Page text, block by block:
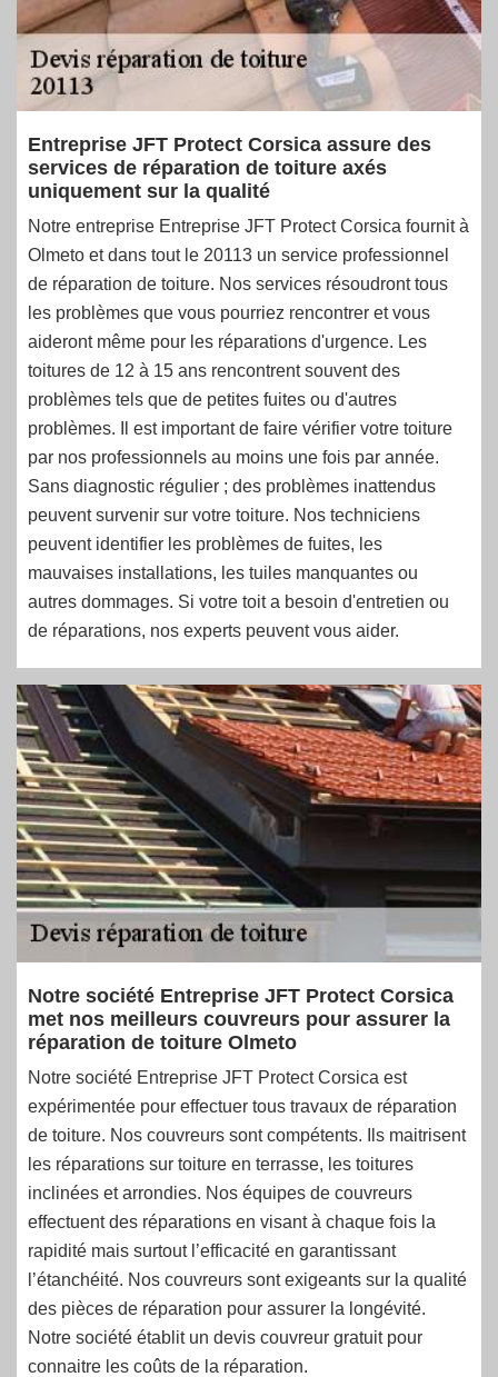
Entreprise JFT Protect Corsica assure des
services de réparation de toiture axés
uniquement sur la qualité
Notre entreprise Entreprise JFT Protect Corsica fournit à
Olmeto et dans tout le 20113 un service professionnel
de réparation de toiture. Nos services résoudront tous
les problèmes que vous pourriez rencontrer et vous
aideront même pour les réparations d'urgence. Les
toitures de 12 à 15 ans rencontrent souvent des
problèmes tels que de petites fuites ou d'autres
problèmes. Il est important de faire vérifier votre toiture
par nos professionnels au moins une fois par année.
Sans diagnostic régulier ; des problèmes inattendus
peuvent survenir sur votre toiture. Nos techniciens
peuvent identifier les problèmes de fuites, les
mauvaises installations, les tuiles manquantes ou
autres dommages. Si votre toit a besoin d'entretien ou
de réparations, nos experts peuvent vous aider.
Notre société Entreprise JFT Protect Corsica
met nos meilleurs couvreurs pour assurer la
réparation de toiture Olmeto
Notre société Entreprise JFT Protect Corsica est
expérimentée pour effectuer tous travaux de réparation
de toiture. Nos couvreurs sont compétents. Ils maitrisent
les réparations sur toiture en terrasse, les toitures
inclinées et arrondies. Nos équipes de couvreurs
effectuent des réparations en visant à chaque fois la
rapidité mais surtout l’efficacité en garantissant
l’étanchéité. Nos couvreurs sont exigeants sur la qualité
des pièces de réparation pour assurer la longévité.
Notre société établit un devis couvreur gratuit pour
connaitre les coûts de la réparation.